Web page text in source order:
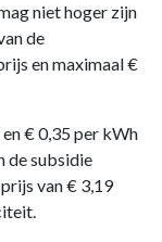
niet hoger zijn
de
en maximaal €
€ 0,35 per kWh
de subsidie
van € 3,19